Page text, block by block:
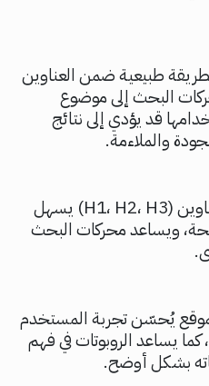
طبيعية ضمن العناوين
البحث إلى موضوع
قد يؤدي إلى نتائج
والملاءمة.
تنظيم المحتوى باستخدام العناوين (H1، H2، H3) يسهل
ويساعد محركات البحث
يُحسّن تجربة المستخدم
يساعد الروبوتات في فهم
بشكل أوضح.